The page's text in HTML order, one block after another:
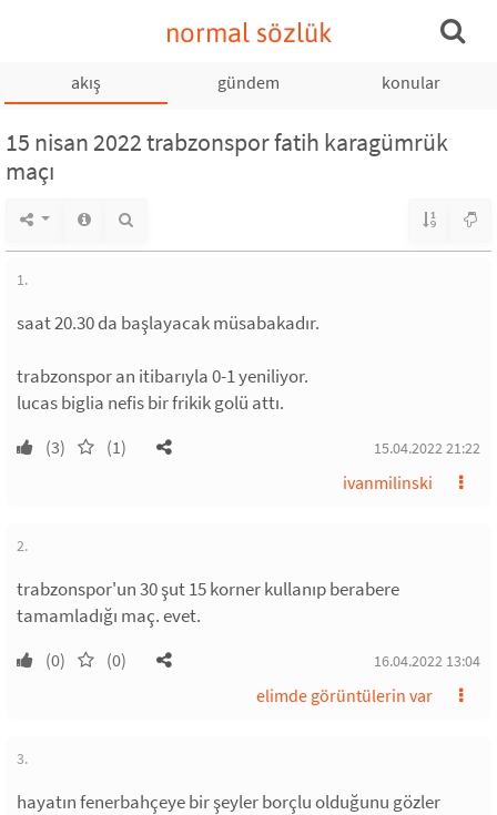
normal sözlük
akış gündem konular
15 nisan 2022 trabzonspor fatih karagümrük
maçı
1.
saat 20.30 da başlayacak müsabakadır.
trabzonspor an itibarıyla 0-1 yeniliyor.
lucas biglia nefis bir frikik golü attı.
(3) (1) 15.04.2022 21:22
ivanmilinski
2.
trabzonspor'un 30 şut 15 korner kullanıp berabere
tamamladığı maç. evet.
(0) (0) 16.04.2022 13:04
elimde görüntülerin var
3.
hayatın fenerbahçeye bir şeyler borçlu olduğunu gözler